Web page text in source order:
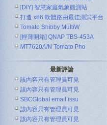
ASUS R
[DIY] 智慧家庭氣象觀測站
打造 x86 軟體路由最佳測試平台
Tomato Shibby MultiW
[輕薄開箱] QNAP TBS-453A
MT7620A/N Tomato Pho
最新評論
該內容只有管理員可見
該內容只有管理員可見
SBCGlobal email issu
該內容只有管理員可見
該內容只有管理員可見